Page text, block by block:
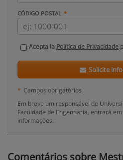
CÓDIGO POSTAL
Acepta la Política de Privacidade
Solicite
* Campos obrigatórios
Em breve um responsável de
Faculdade de Engenharia, entrará
informações.
Comentários sobre